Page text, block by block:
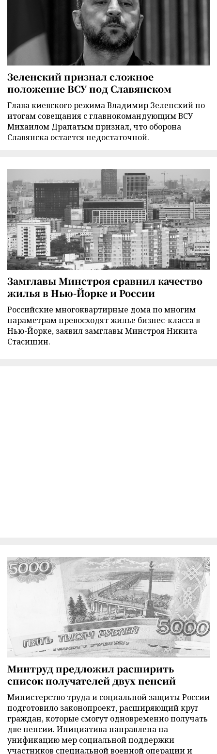
Зеленский признал сложное
положение ВСУ под Славянском
Глава киевского режима Владимир Зеленский по
итогам совещания с главнокомандующим ВСУ
Михаилом Драпатым признал, что оборона
Славянска остается недостаточной.
Замглавы Минстроя сравнил качество
жилья в Нью-Йорке и России
Российские многоквартирные дома по многим
параметрам превосходят жилье бизнес-класса в
Нью-Йорке, заявил замглавы Минстроя Никита
Стасишин.
Минтруд предложил расширить
список получателей двух пенсий
Министерство труда и социальной защиты России
подготовило законопроект, расширяющий круг
граждан, которые смогут одновременно получать
две пенсии. Инициатива направлена на
унификацию мер социальной поддержки
участников специальной военной операции и